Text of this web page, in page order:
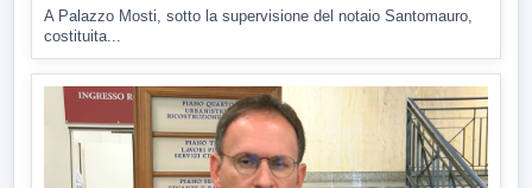
A Palazzo Mosti, sotto la supervisione del notaio Santomauro,
costituita...